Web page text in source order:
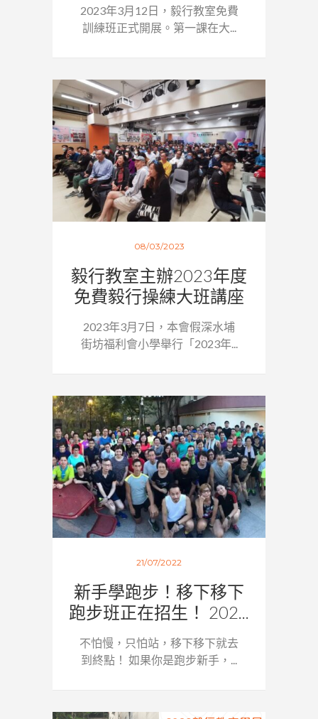
2023年3月12日，毅行教室免費
訓練班正式開展。第一課在大...
08/03/2023
毅行教室主辦2023年度
免費毅行操練大班講座
2023年3月7日，本會假深水埔
街坊福利會小學舉行「2023年...
21/07/2022
新手學跑步！移下移下
跑步班正在招生！ 202...
不怕慢，只怕站，移下移下就去
到終點！ 如果你是跑步新手，...